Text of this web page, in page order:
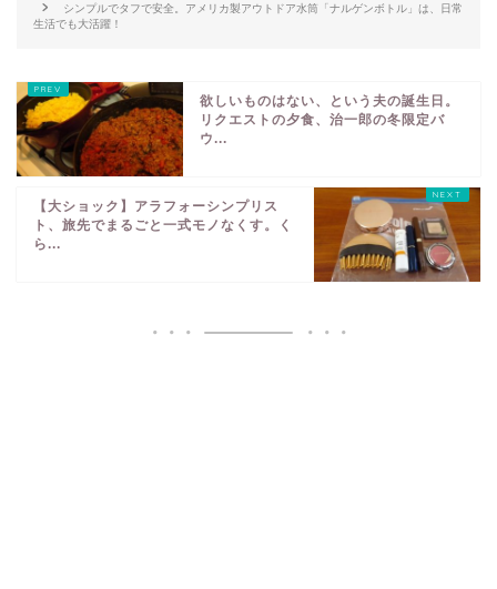
シンプルでタフで安全。アメリカ製アウトドア水筒「ナルゲンボトル」は、日常
生活でも大活躍！
欲しいものはない、という夫の誕生日。
リクエストの夕食、治一郎の冬限定バ
ウ...
【大ショック】アラフォーシンプリス
ト、旅先でまるごと一式モノなくす。く
ら...